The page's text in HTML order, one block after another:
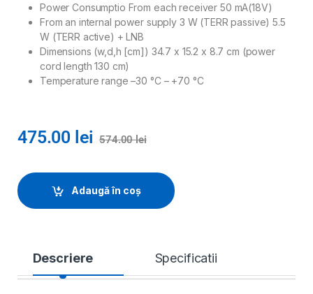
Power Consumptio From each receiver 50 mA(18V)
From an internal power supply 3 W (TERR passive) 5.5
W (TERR active) + LNB
Dimensions (w,d,h [cm]) 34.7 x 15.2 x 8.7 cm (power
cord length 130 cm)
Temperature range –30 °C – +70 °C
475.00 lei 574.00lei
Adaugă în coș
Descriere Specificatii